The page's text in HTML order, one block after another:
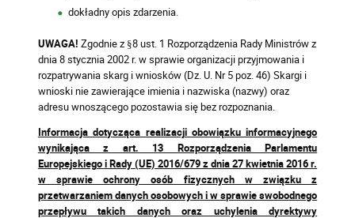
dokładny opis zdarzenia.
UWAGA! Zgodnie z §8 ust. 1 Rozporządzenia Rady Ministrów z
dnia 8 stycznia 2002 r. w sprawie organizacji przyjmowania i
rozpatrywania skarg i wniosków (Dz. U. Nr 5 poz. 46) Skargi i
wnioski nie zawierające imienia i nazwiska (nazwy) oraz
adresu wnoszącego pozostawia się bez rozpoznania.
Informacja dotycząca realizacji obowiązku informacyjnego
wynikająca z art. 13 Rozporządzenia Parlamentu
Europejskiego i Rady (UE) 2016/679 z dnia 27 kwietnia 2016 r.
w sprawie ochrony osób fizycznych w związku z
przetwarzaniem danych osobowych i w sprawie swobodnego
przepływu takich danych oraz uchylenia dyrektywy